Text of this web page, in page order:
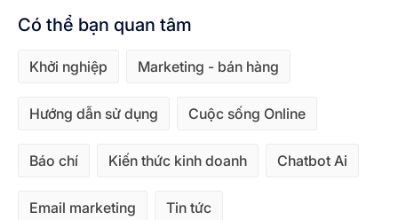
Có thể bạn quan tâm
Khởi nghiệp Marketing - bán hàng
Hướng dẫn sử dụng Cuộc sống Online
Báo chí Kiến thức kinh doanh Chatbot Ai
Email marketing Tin tức